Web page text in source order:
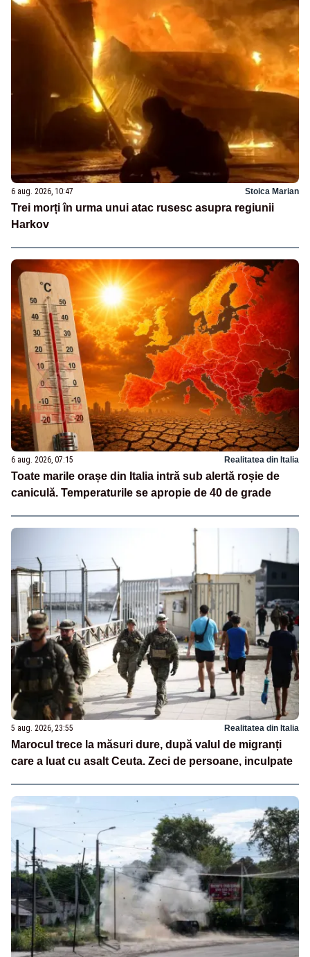
6 aug. 2026, 10:47 Stoica Marian
Trei morți în urma unui atac rusesc asupra regiunii
Harkov
6 aug. 2026, 07:15 Realitatea din Italia
Toate marile orașe din Italia intră sub alertă roșie de
caniculă. Temperaturile se apropie de 40 de grade
5 aug. 2026, 23:55 Realitatea din Italia
Marocul trece la măsuri dure, după valul de migranți
care a luat cu asalt Ceuta. Zeci de persoane, inculpate